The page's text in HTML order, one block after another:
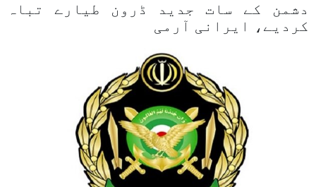
دشمن کے سات جدید ڈرون طیارے تباہ
کردیے، ایرانی آرمی